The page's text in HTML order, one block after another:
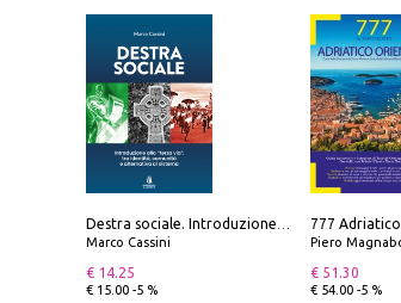
Marco Cassini
€ 14.25
€ 15.00 -5 %
Piero Magnabosco;
€ 51.30
€ 54.00 -5 %